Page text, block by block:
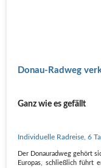
Donau-Radweg
Ganz wie es gefällt
Individuelle Radreise ,6
Der Donauradweg gehört
Europas, schließlich führt